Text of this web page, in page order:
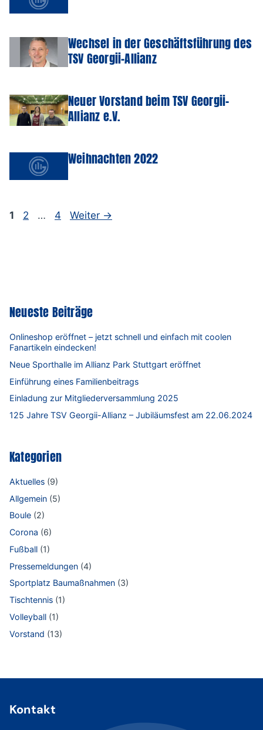
Wechsel in der Geschäftsführung des
TSV Georgii-Allianz
Neuer Vorstand beim TSV Georgii-
Allianz e.V.
Weihnachten 2022
Seite
1 Seite
2 … Seite
4 Weiter →
Neueste Beiträge
Onlineshop eröffnet – jetzt schnell und einfach mit coolen
Fanartikeln eindecken!
Neue Sporthalle im Allianz Park Stuttgart eröffnet
Einführung eines Familienbeitrags
Einladung zur Mitgliederversammlung 2025
125 Jahre TSV Georgii-Allianz – Jubiläumsfest am 22.06.2024
Kategorien
Aktuelles (9)
Allgemein (5)
Boule (2)
Corona (6)
Fußball (1)
Pressemeldungen (4)
Sportplatz Baumaßnahmen (3)
Tischtennis (1)
Volleyball (1)
Vorstand (13)
Kontakt